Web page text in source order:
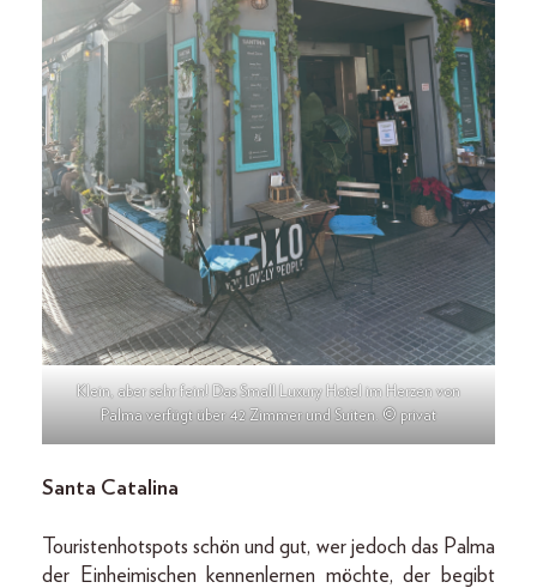
Klein, aber sehr fein! Das Small Luxury Hotel im Herzen von
Palma verfügt über 42 Zimmer und Suiten. © privat
Santa Catalina
Touristenhotspots schön und gut, wer jedoch das Palma
der Einheimischen kennenlernen möchte, der begibt